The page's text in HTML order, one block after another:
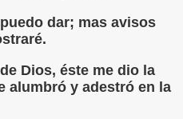
dar; mas avisos
Dios, éste me dio la
alumbró y adestró en la
de Cecs, català (Pedro